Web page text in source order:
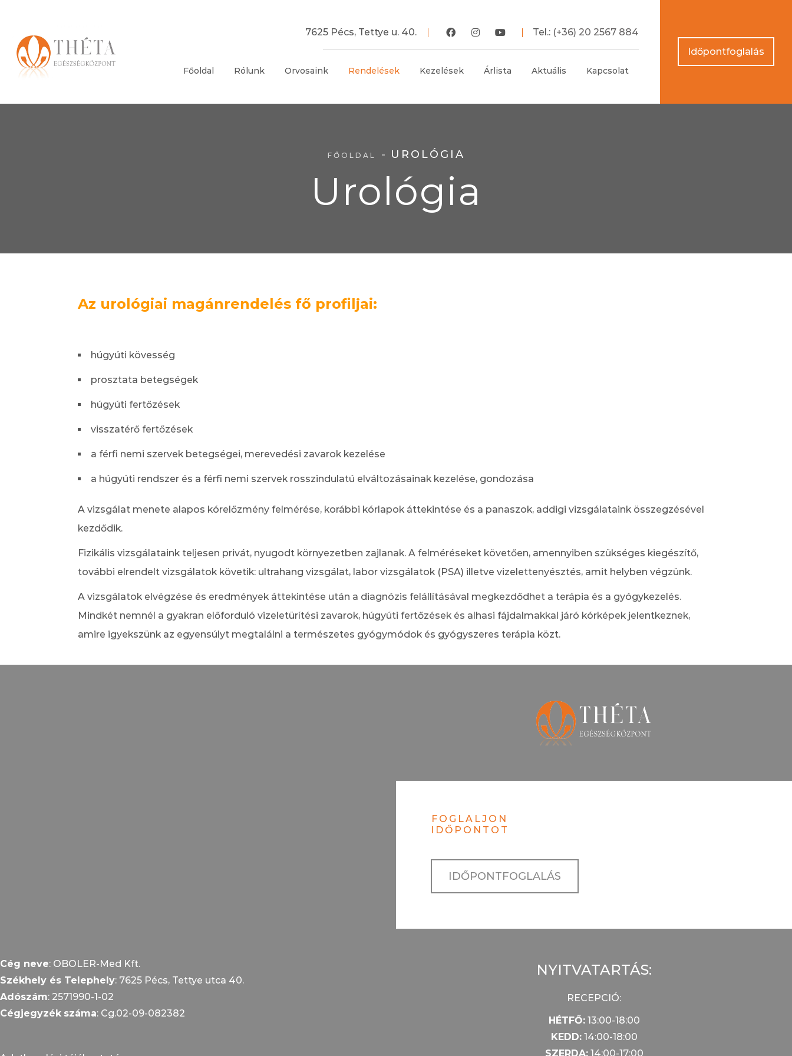
7625 Pécs, Tettye u. 40. Tel.: (+36) 20 2567 884
Főoldal Rólunk Orvosaink Rendelések Kezelések Árlista Aktuális Kapcsolat
Időpontfoglalás
Urológia
FŐOLDAL UROLÓGIA
Az urológiai magánrendelés fő profiljai:
húgyúti kövesség
prosztata betegségek
húgyúti fertőzések
visszatérő fertőzések
a férfi nemi szervek betegségei, merevedési zavarok kezelése
a húgyúti rendszer és a férfi nemi szervek rosszindulatú elváltozásainak kezelése, gondozása
A vizsgálat menete alapos kórelőzmény felmérése, korábbi kórlapok áttekintése és a panaszok, addigi vizsgálataink összegzésével
kezdődik.
Fizikális vizsgálataink teljesen privát, nyugodt környezetben zajlanak. A felméréseket követően, amennyiben szükséges kiegészítő,
további elrendelt vizsgálatok követik: ultrahang vizsgálat, labor vizsgálatok (PSA) illetve vizelettenyésztés, amit helyben végzünk.
A vizsgálatok elvégzése és eredmények áttekintése után a diagnózis felállításával megkezdődhet a terápia és a gyógykezelés.
Mindkét nemnél a gyakran előforduló vizeletürítési zavarok, húgyúti fertőzések és alhasi fájdalmakkal járó kórképek jelentkeznek,
amire igyekszünk az egyensúlyt megtalálni a természetes gyógymódok és gyógyszeres terápia közt.
Cég neve: OBOLER-Med Kft.
Székhely és Telephely: 7625 Pécs, Tettye utca 40.
Adószám: 2571990-1-02
Cégjegyzék száma: Cg.02-09-082382
FOGLALJON
IDŐPONTOT
IDŐPONTFOGLALÁS
NYITVATARTÁS:
RECEPCIÓ:
HÉTFŐ:13:00-18:00
KEDD:14:00-18:00
SZERDA:14:00-17:00